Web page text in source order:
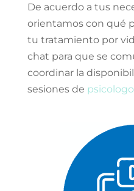
De acuerdo a tus
orientamos con qué
tu tratamiento por
chat para que se
coordinar la
sesiones de